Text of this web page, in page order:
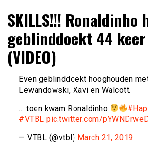
Online Krasloten
jou verzameld
SKILLS!!! Ronaldinho
geblinddoekt 44
(VIDEO)
Even geblinddoekt hooghouden
Lewandowski, Xavi en Walcott.
… toen kwam Ronaldinho
#VTBL pic.twitter.com/
— VTBL (@vtbl) March 21, 2019